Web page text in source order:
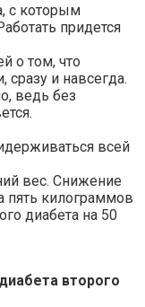
с которым
придется
о том, что
сразу и навсегда.
ведь без
всей
вес. Снижение
пять килограммов
диабета на 50
второго